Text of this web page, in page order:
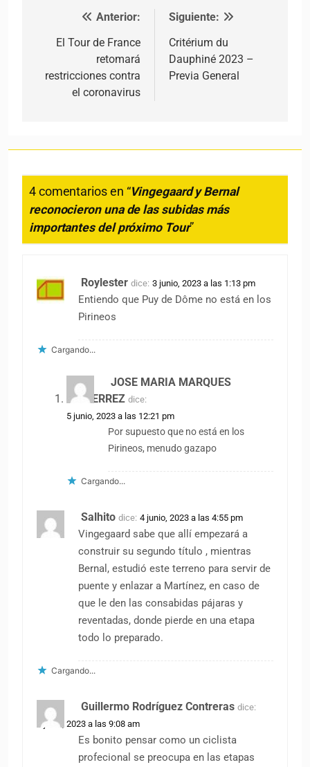
Navegación de entradas
Anterior:
El Tour de France
retomará
restricciones contra
el coronavirus
Siguiente:
Critérium du
Dauphiné 2023 –
Previa General
4 comentarios en “Vingegaard y Bernal
reconocieron una de las subidas más
importantes del próximo Tour”
Roylester dice: 3 junio, 2023 a las 1:13 pm
Entiendo que Puy de Dôme no está en los
Pirineos
Cargando...
JOSE MARIA MARQUES
GUTIERREZ dice:
5 junio, 2023 a las 12:21 pm
Por supuesto que no está en los
Pirineos, menudo gazapo
Cargando...
Salhito dice: 4 junio, 2023 a las 4:55 pm
Vingegaard sabe que allí empezará a
construir su segundo título , mientras
Bernal, estudió este terreno para servir de
puente y enlazar a Martínez, en caso de
que le den las consabidas pájaras y
reventadas, donde pierde en una etapa
todo lo preparado.
Cargando...
Guillermo Rodríguez Contreras dice:
7 junio, 2023 a las 9:08 am
Es bonito pensar como un ciclista
profecional se preocupa en las etapas